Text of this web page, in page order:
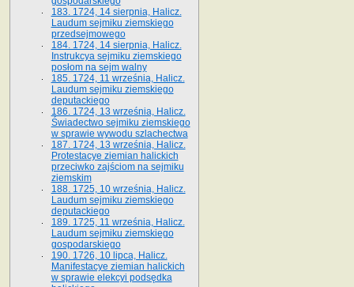
183. 1724, 14 sierpnia, Halicz.
Laudum sejmiku ziemskiego
przedsejmowego
184. 1724, 14 sierpnia, Halicz.
Instrukcya sejmiku ziemskiego
posłom na sejm walny
185. 1724, 11 września, Halicz.
Laudum sejmiku ziemskiego
deputackiego
186. 1724, 13 września, Halicz.
Świadectwo sejmiku ziemskiego
w sprawie wywodu szlachectwa
187. 1724, 13 września, Halicz.
Protestacye ziemian halickich
przeciwko zajściom na sejmiku
ziemskim
188. 1725, 10 września, Halicz.
Laudum sejmiku ziemskiego
deputackiego
189. 1725, 11 września, Halicz.
Laudum sejmiku ziemskiego
gospodarskiego
190. 1726, 10 lipca, Halicz.
Manifestacye ziemian halickich
w sprawie elekcyi podsędka